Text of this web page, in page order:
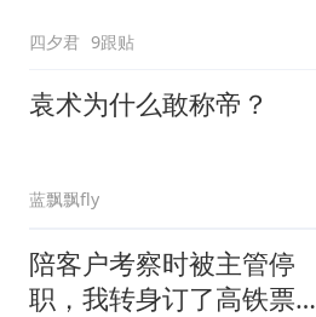
四夕君 9跟贴
袁术为什么敢称帝？
蓝飘飘fly
陪客户考察时被主管停
职，我转身订了高铁票。